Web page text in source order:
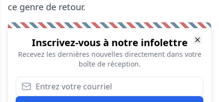
ce genre de retour.
Inscrivez-vous à notre infolettre
Recevez les dernières nouvelles directement dans votre
boîte de réception.